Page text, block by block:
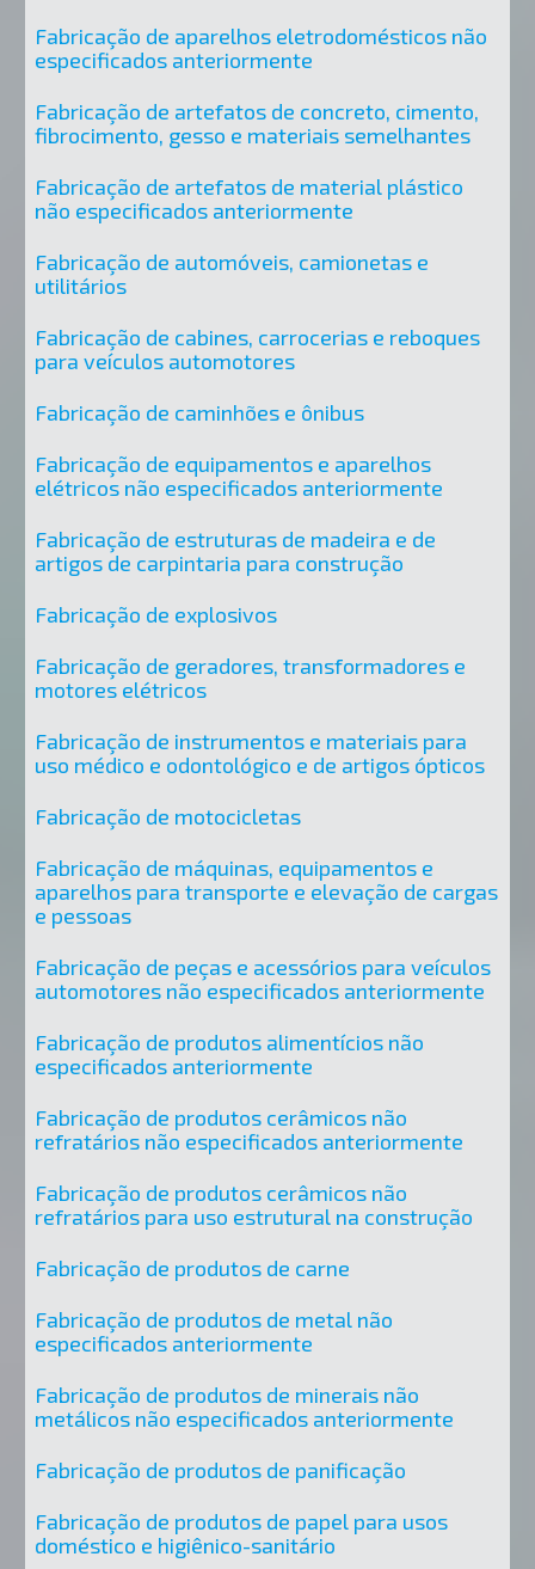
Fabricação de aparelhos eletrodomésticos não
especificados anteriormente
Fabricação de artefatos de concreto, cimento,
fibrocimento, gesso e materiais semelhantes
Fabricação de artefatos de material plástico
não especificados anteriormente
Fabricação de automóveis, camionetas e
utilitários
Fabricação de cabines, carrocerias e reboques
para veículos automotores
Fabricação de caminhões e ônibus
Fabricação de equipamentos e aparelhos
elétricos não especificados anteriormente
Fabricação de estruturas de madeira e de
artigos de carpintaria para construção
Fabricação de explosivos
Fabricação de geradores, transformadores e
motores elétricos
Fabricação de instrumentos e materiais para
uso médico e odontológico e de artigos ópticos
Fabricação de motocicletas
Fabricação de máquinas, equipamentos e
aparelhos para transporte e elevação de cargas
e pessoas
Fabricação de peças e acessórios para veículos
automotores não especificados anteriormente
Fabricação de produtos alimentícios não
especificados anteriormente
Fabricação de produtos cerâmicos não
refratários não especificados anteriormente
Fabricação de produtos cerâmicos não
refratários para uso estrutural na construção
Fabricação de produtos de carne
Fabricação de produtos de metal não
especificados anteriormente
Fabricação de produtos de minerais não
metálicos não especificados anteriormente
Fabricação de produtos de panificação
Fabricação de produtos de papel para usos
doméstico e higiênico-sanitário